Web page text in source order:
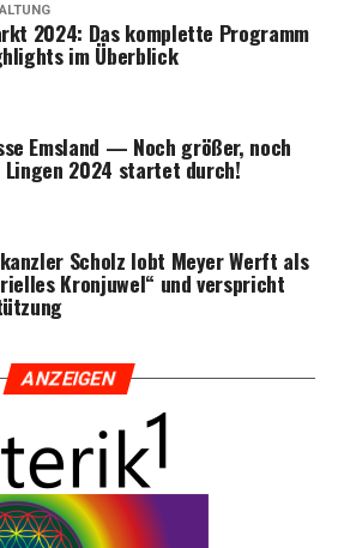
2024: Das kom­plet­te Pro­gramm
im Überblick
Ems­land — Noch grö­ßer, noch
Lin­gen 2024 star­tet durch!
Scholz lobt Mey­er Werft als
Kron­ju­wel“ und ver­spricht
ANZEI­GEN